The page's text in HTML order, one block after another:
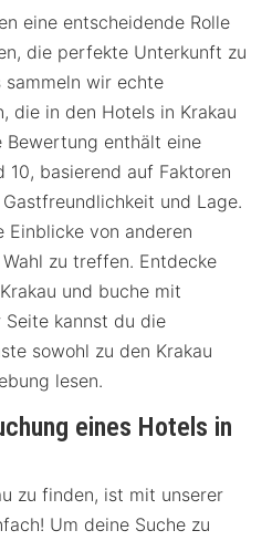
eine entscheidende Rolle
die perfekte Unterkunft zu
sammeln wir echte
die in den Hotels in Krakau
Bewertung enthält eine
10, basierend auf Faktoren
und Lage.
Einblicke von anderen
zu treffen. Entdecke
und buche mit
kannst du die
sowohl zu den Krakau
lesen.
eines Hotels in
zu finden, ist mit unserer
Um deine Suche zu